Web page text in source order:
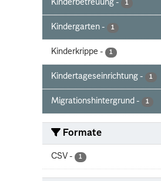
Kinderbetreuung - 1
Kindergarten - 1
Kinderkrippe - 1
Kindertageseinrichtung - 1
Migrationshintergrund - 1
Formate
CSV - 1